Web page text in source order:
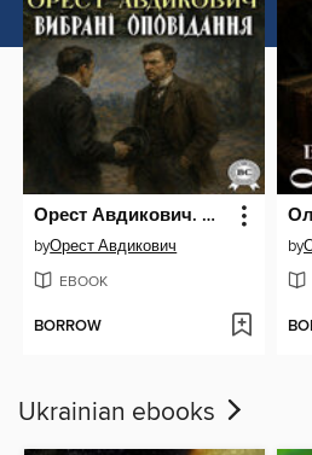
Орест Авдикович. Вибрані оповідання
byОрест Авдикович
EBOOK
BORROW
by
Ukrainian ebooks